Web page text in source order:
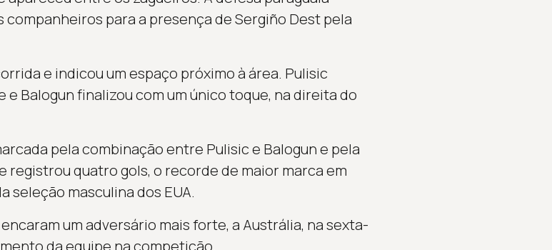
para a presença de Sergiño Dest pela
e indicou um espaço próximo à área. Pulisic
e Balogun finalizou com um único toque, na direita do
pela combinação entre Pulisic e Balogun e pela
registrou quatro gols, o recorde de maior marca em
seleção masculina dos EUA.
um adversário mais forte, a Austrália, na sexta-
da equipe na competição.